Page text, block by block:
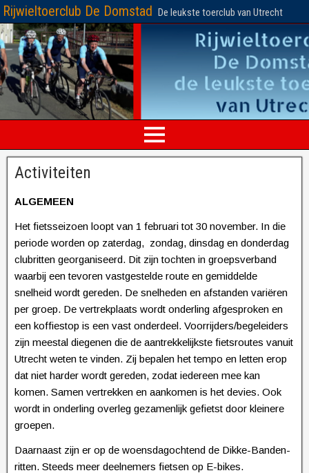
Rijwieltoerclub De Domstad De leukste toerclub van Utrecht
Activiteiten
ALGEMEEN
Het fietsseizoen loopt van 1 februari tot 30 november. In die
periode worden op zaterdag, zondag, dinsdag en donderdag
clubritten georganiseerd. Dit zijn tochten in groepsverband
waarbij een tevoren vastgestelde route en gemiddelde
snelheid wordt gereden. De snelheden en afstanden variëren
per groep. De vertrekplaats wordt onderling afgesproken en
een koffiestop is een vast onderdeel. Voorrijders/begeleiders
zijn meestal diegenen die de aantrekkelijkste fietsroutes vanuit
Utrecht weten te vinden. Zij bepalen het tempo en letten erop
dat niet harder wordt gereden, zodat iedereen mee kan
komen. Samen vertrekken en aankomen is het devies. Ook
wordt in onderling overleg gezamenlijk gefietst door kleinere
groepen.
Daarnaast zijn er op de woensdagochtend de Dikke-Banden-
ritten. Steeds meer deelnemers fietsen op E-bikes.